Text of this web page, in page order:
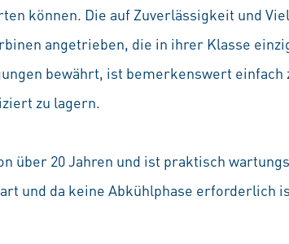
können. Die auf Zuverlässigkeit und
angetrieben, die in ihrer Klasse
bewährt, ist bemerkenswert einfach
zu lagern.
über 20 Jahren und ist praktisch
und da keine Abkühlphase